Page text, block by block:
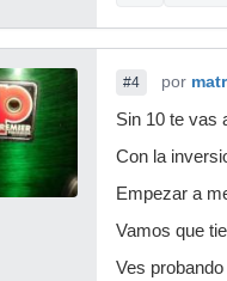
#4 por
Sin 10 te vas
Con la
Empezar a
Vamos que
Ves